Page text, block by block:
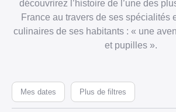
découvrirez l’histoire de l’une des
France au travers de ses spécialités
culinaires de ses habitants : « une
et pupilles ».
Mes dates Plus de filtres